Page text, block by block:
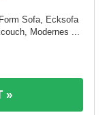
Sofa, Ecksofa
Modernes ...
»